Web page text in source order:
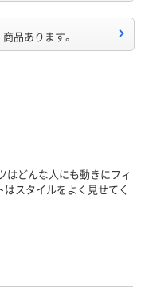
商品あります。
はどんな人にも動きにフィ
スタイルをよく見せてく